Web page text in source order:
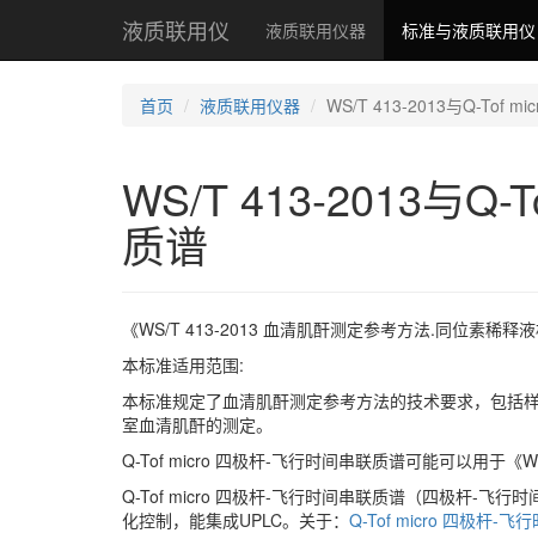
液质联用仪 液质联用仪器 标准与液质联用仪
首页 液质联用仪器 WS/T 413-2013与Q-Tof
WS/T 413-2013与Q-
质谱
《WS/T 413-2013 血清肌酐测定参考方法.同位素稀释
本标准适用范围:
本标准规定了血清肌酐测定参考方法的技术要求，包括
室血清肌酐的测定。
Q-Tof micro 四极杆-飞行时间串联质谱可能可以用于《
Q-Tof micro 四极杆-飞行时间串联质谱（四极杆-飞行
化控制，能集成UPLC。关于： Q-Tof micro 四极杆-飞行